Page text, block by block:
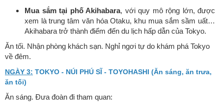
Mua sắm tại phố Akihabara, với quy mô rộng lớn, được
xem là trung tâm văn hóa Otaku, khu mua sắm sầm uất…
Akihabara trở thành điểm đến du lịch hấp dẫn của Tokyo.
Ăn tối. Nhận phòng khách sạn. Nghỉ ngơi tự do khám phá Tokyo
về đêm.
NGÀY 3: TOKYO - NÚI PHÚ SĨ - TOYOHASHI (Ăn sáng, ăn trưa,
ăn tối)
Ăn sáng. Đưa đoàn đi tham quan: